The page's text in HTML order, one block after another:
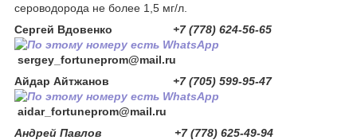
сероводорода не более 1,5 мг/л.
Сергей Вдовенко
+7 (778) 624-56-65
sergey_fortuneprom@mail.ru
Айдар Айтжанов
+7 (705) 599-95-47
aidar_fortuneprom@mail.ru
Андрей Павлов +7 (778) 625-49-94